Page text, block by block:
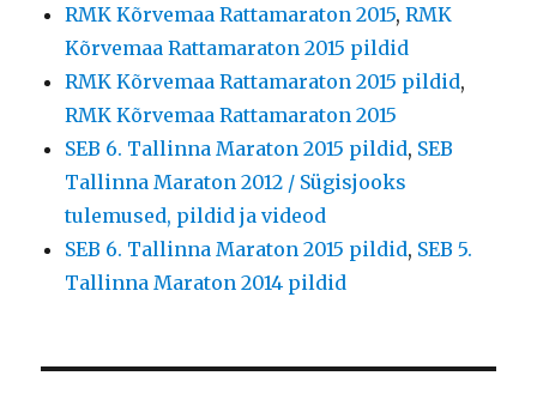
RMK Kõrvemaa Rattamaraton 2015,RMK
Kõrvemaa Rattamaraton 2015 pildid
RMK Kõrvemaa Rattamaraton 2015 pildid,
RMK Kõrvemaa Rattamaraton 2015
SEB 6. Tallinna Maraton 2015 pildid, SEB
Tallinna Maraton 2012 / Sügisjooks
tulemused, pildid ja videod
SEB 6. Tallinna Maraton 2015 pildid, SEB 5.
Tallinna Maraton 2014 pildid